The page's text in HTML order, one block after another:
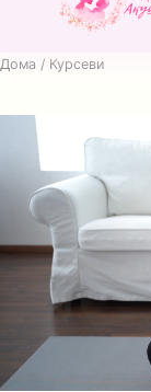
Дома / Курсеви